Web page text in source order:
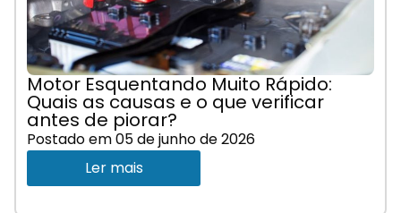
Motor Esquentando Muito Rápido:
Quais as causas e o que verificar
antes de piorar?
Postado em05 de junho de 2026
Ler mais